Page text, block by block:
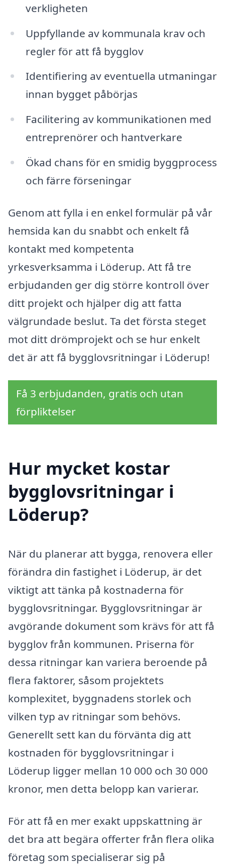
verkligheten
Uppfyllande av kommunala krav och
regler för att få bygglov
Identifiering av eventuella utmaningar
innan bygget påbörjas
Facilitering av kommunikationen med
entreprenörer och hantverkare
Ökad chans för en smidig byggprocess
och färre förseningar
Genom att fylla i en enkel formulär på vår
hemsida kan du snabbt och enkelt få
kontakt med kompetenta
yrkesverksamma i Löderup. Att få tre
erbjudanden ger dig större kontroll över
ditt projekt och hjälper dig att fatta
välgrundade beslut. Ta det första steget
mot ditt drömprojekt och se hur enkelt
det är att få bygglovsritningar i Löderup!
Få 3 erbjudanden, gratis och utan
förpliktelser
Hur mycket kostar
bygglovsritningar i
Löderup?
När du planerar att bygga, renovera eller
förändra din fastighet i Löderup, är det
viktigt att tänka på kostnaderna för
bygglovsritningar. Bygglovsritningar är
avgörande dokument som krävs för att få
bygglov från kommunen. Priserna för
dessa ritningar kan variera beroende på
flera faktorer, såsom projektets
komplexitet, byggnadens storlek och
vilken typ av ritningar som behövs.
Generellt sett kan du förvänta dig att
kostnaden för bygglovsritningar i
Löderup ligger mellan 10 000 och 30 000
kronor, men detta belopp kan varierar.
För att få en mer exakt uppskattning är
det bra att begära offerter från flera olika
företag som specialiserar sig på